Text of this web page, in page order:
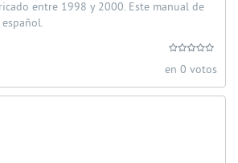
entre 1998 y 2000. Este manual de
en 0 votos